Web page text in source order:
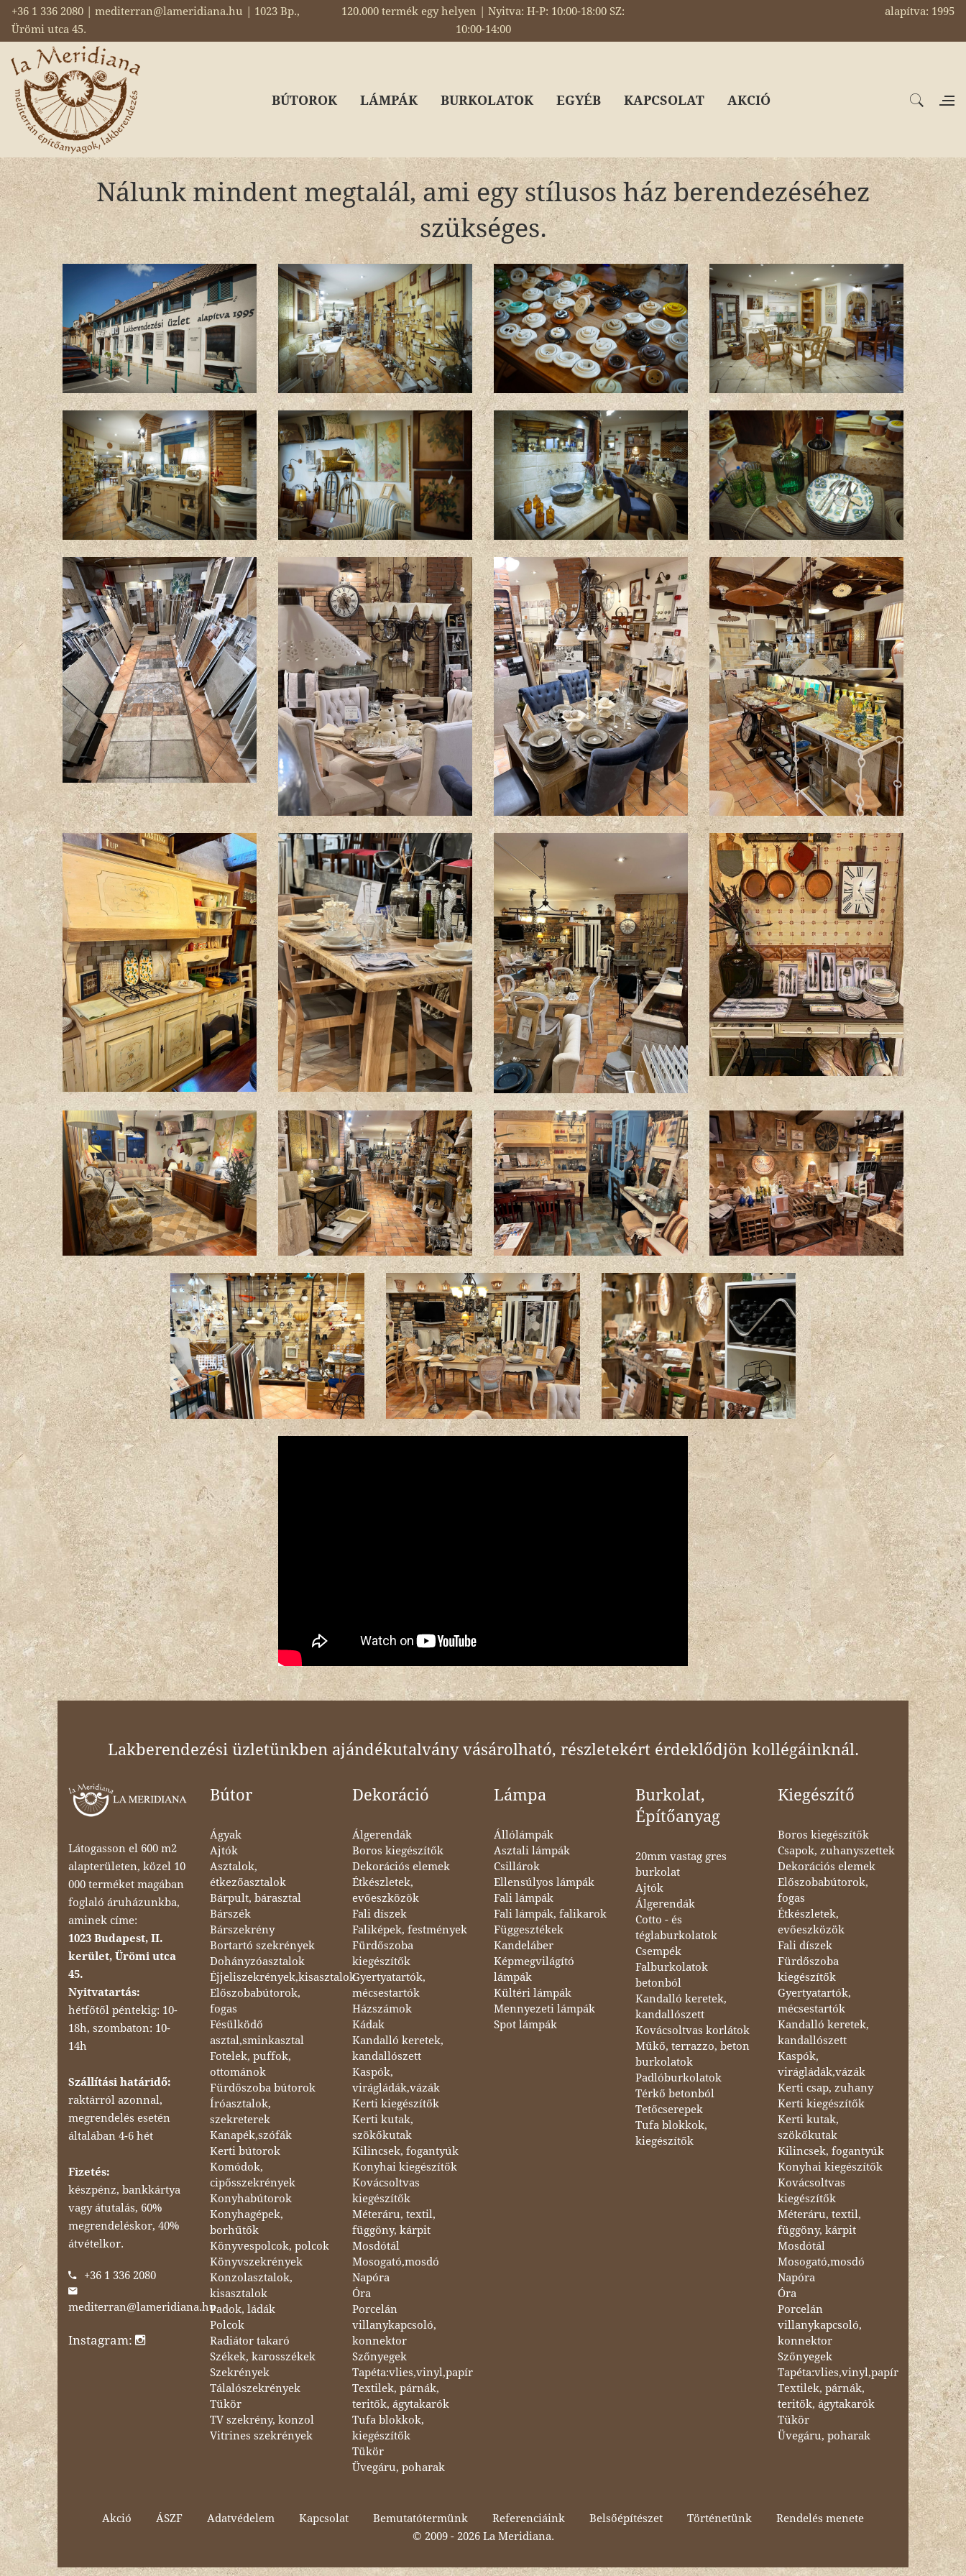
+36 1 336 2080 | mediterran@lameridiana.hu | 1023 Bp.,
Ürömi utca 45.
120.000 termék egy helyen | Nyitva: H-P: 10:00-18:00 SZ:
10:00-14:00
alapítva: 1995
BÚTOROK LÁMPÁK BURKOLATOK EGYÉB KAPCSOLAT AKCIÓ
Nálunk mindent megtalál, ami egy stílusos ház berendezéséhez
szükséges.
Lakberendezési üzletünkben ajándékutalvány vásárolható, részletekért érdeklődjön kollégáinknál.
Látogasson el 600 m2
alapterületen, közel 10
000 terméket magában
foglaló áruházunkba,
aminek címe:
1023 Budapest, II.
kerület, Ürömi utca
45.
Nyitvatartás:
hétfőtől péntekig: 10-
18h, szombaton: 10-
14h
Szállítási határidő:
raktárról azonnal,
megrendelés esetén
általában 4-6 hét
Fizetés:
készpénz, bankkártya
vagy átutalás, 60%
megrendeléskor, 40%
átvételkor.
+36 1 336 2080
mediterran@lameridiana.hu
Instagram:
Bútor
Ágyak
Ajtók
Asztalok,
étkezőasztalok
Bárpult, bárasztal
Bárszék
Bárszekrény
Bortartó szekrények
Dohányzóasztalok
Éjjeliszekrények,kisasztalok
Előszobabútorok,
fogas
Fésülködő
asztal,sminkasztal
Fotelek, puffok,
ottománok
Fürdőszoba bútorok
Íróasztalok,
szekreterek
Kanapék,szófák
Kerti bútorok
Komódok,
cipősszekrények
Konyhabútorok
Konyhagépek,
borhűtők
Könyvespolcok, polcok
Könyvszekrények
Konzolasztalok,
kisasztalok
Padok, ládák
Polcok
Radiátor takaró
Székek, karosszékek
Szekrények
Tálalószekrények
Tükör
TV szekrény, konzol
Vitrines szekrények
Dekoráció
Álgerendák
Boros kiegészítők
Dekorációs elemek
Étkészletek,
evőeszközök
Fali díszek
Faliképek, festmények
Fürdőszoba
kiegészítők
Gyertyatartók,
mécsestartók
Házszámok
Kádak
Kandalló keretek,
kandallószett
Kaspók,
virágládák,vázák
Kerti kiegészítők
Kerti kutak,
szökőkutak
Kilincsek, fogantyúk
Konyhai kiegészítők
Kovácsoltvas
kiegészítők
Méteráru, textil,
függöny, kárpit
Mosdótál
Mosogató,mosdó
Napóra
Óra
Porcelán
villanykapcsoló,
konnektor
Szőnyegek
Tapéta:vlies,vinyl,papír
Textilek, párnák,
teritők, ágytakarók
Tufa blokkok,
kiegészítők
Tükör
Üvegáru, poharak
Lámpa
Állólámpák
Asztali lámpák
Csillárok
Ellensúlyos lámpák
Fali lámpák
Fali lámpák, falikarok
Függesztékek
Kandeláber
Képmegvilágító
lámpák
Kültéri lámpák
Mennyezeti lámpák
Spot lámpák
Burkolat,
Építőanyag
20mm vastag gres
burkolat
Ajtók
Álgerendák
Cotto - és
téglaburkolatok
Csempék
Falburkolatok
betonból
Kandalló keretek,
kandallószett
Kovácsoltvas korlátok
Műkő, terrazzo, beton
burkolatok
Padlóburkolatok
Térkő betonból
Tetőcserepek
Tufa blokkok,
kiegészítők
Kiegészítő
Boros kiegészítők
Csapok, zuhanyszettek
Dekorációs elemek
Előszobabútorok,
fogas
Étkészletek,
evőeszközök
Fali díszek
Fürdőszoba
kiegészítők
Gyertyatartók,
mécsestartók
Kandalló keretek,
kandallószett
Kaspók,
virágládák,vázák
Kerti csap, zuhany
Kerti kiegészítők
Kerti kutak,
szökőkutak
Kilincsek, fogantyúk
Konyhai kiegészítők
Kovácsoltvas
kiegészítők
Méteráru, textil,
függöny, kárpit
Mosdótál
Mosogató,mosdó
Napóra
Óra
Porcelán
villanykapcsoló,
konnektor
Szőnyegek
Tapéta:vlies,vinyl,papír
Textilek, párnák,
teritők, ágytakarók
Tükör
Üvegáru, poharak
Akció ÁSZF Adatvédelem Kapcsolat Bemutatótermünk Referenciáink Belsőépítészet Történetünk
Rendelés menete
© 2009 - 2026 La Meridiana.